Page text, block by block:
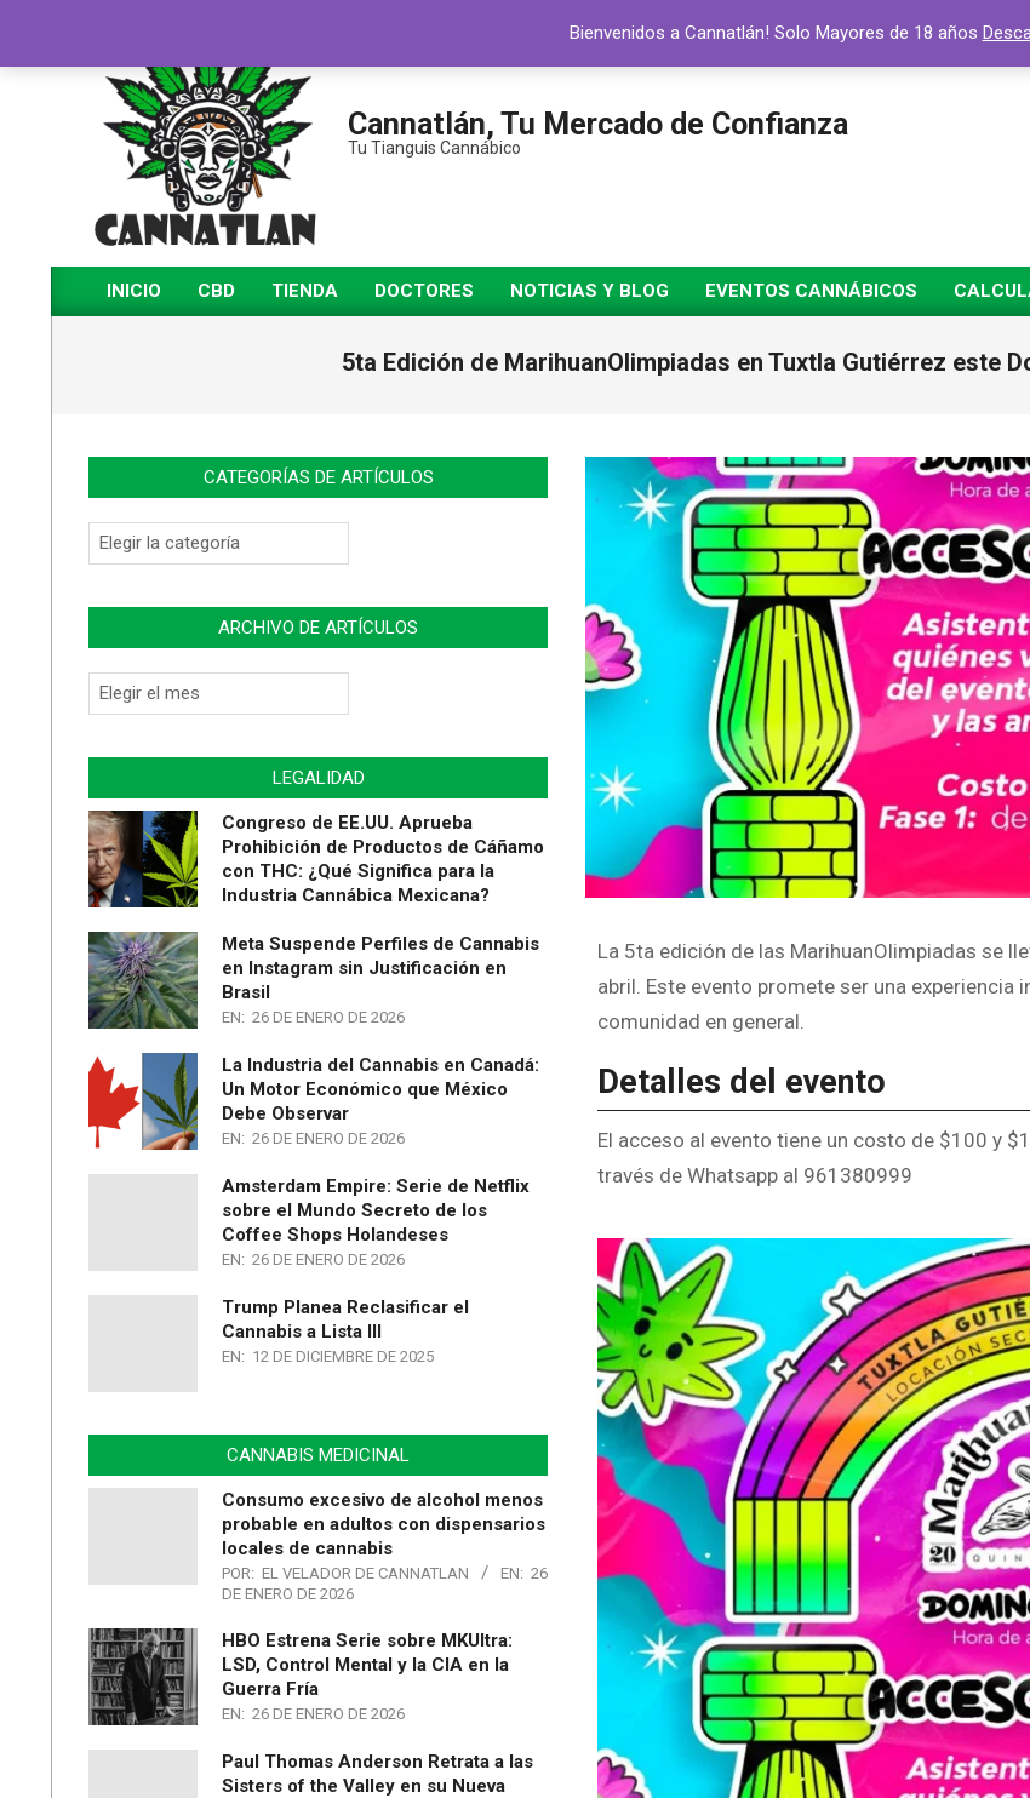
Cannatlán, Tu Mercado de Confianza
Tu Tianguis Cannábico
INICIO CBD TIENDA DOCTORES NOTICIAS Y BLOG EVENTOS CANNÁBICOS
5ta Edición de MarihuanOlimpiadas en Tuxtla Gutiérrez este
La 5ta edición de las MarihuanOlimpiadas se
abril. Este evento promete ser una
comunidad en general.
Detalles del evento
El acceso al evento tiene un costo de $100 y
través de Whatsapp al 961380999
CATEGORÍAS DE ARTÍCULOS
ARCHIVO DE ARTÍCULOS
LEGALIDAD
Congreso de EE.UU. Aprueba
Prohibición de Productos de Cáñamo
con THC: ¿Qué Significa para la
Industria Cannábica Mexicana?
Meta Suspende Perfiles de Cannabis
en Instagram sin Justificación en
Brasil
EN: 26 DE ENERO DE 2026
La Industria del Cannabis en Canadá:
Un Motor Económico que México
Debe Observar
EN: 26 DE ENERO DE 2026
Amsterdam Empire: Serie de Netflix
sobre el Mundo Secreto de los
Coffee Shops Holandeses
EN: 26 DE ENERO DE 2026
Trump Planea Reclasificar el
Cannabis a Lista III
EN: 12 DE DICIEMBRE DE 2025
CANNABIS MEDICINAL
Consumo excesivo de alcohol menos
probable en adultos con dispensarios
locales de cannabis
POR: EL VELADOR DE CANNATLAN EN: 26
DE ENERO DE 2026
HBO Estrena Serie sobre MKUltra:
LSD, Control Mental y la CIA en la
Guerra Fría
EN: 26 DE ENERO DE 2026
Paul Thomas Anderson Retrata a las
Sisters of the Valley en su Nueva
Bienvenidos a Cannatlán! Solo Mayores de 18 años